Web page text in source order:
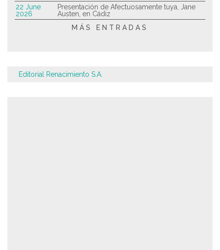
22 June
2026
Presentación de Afectuosamente tuya, Jane
Austen, en Cádiz
MÁS ENTRADAS
Editorial Renacimiento S.A.